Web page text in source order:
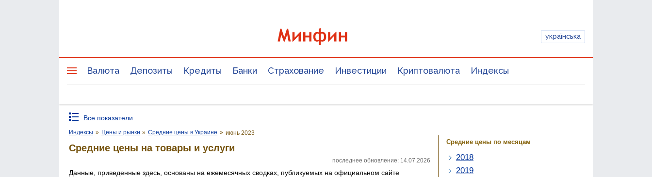
українська
Валюта Депозиты Кредиты Банки Страхование Инвестиции Криптовалюта Индексы
Все показатели
Индексы » Цены и рынки » Средние цены в Украине » июнь 2023
Средние цены на товары и услуги
последнее обновление: 14.07.2026
Данные, приведенные здесь, основаны на ежемесячных сводках, публикуемых на официальном сайте
Средние цены по месяцам
2018
2019